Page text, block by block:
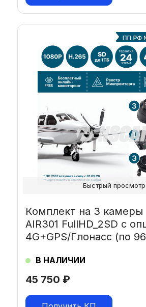
45 750 ₽
Комплект на 3 камеры
AIR301 FullHD_2SD с
4G+GPS/Глонасс (по
В НАЛИЧИИ
Быстрый просмотр